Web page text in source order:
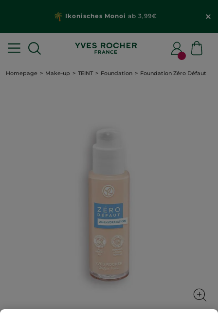
Ikonisches Monoi ab 3,99€
Homepage Make-up TEINT Foundation Foundation Zéro Défaut